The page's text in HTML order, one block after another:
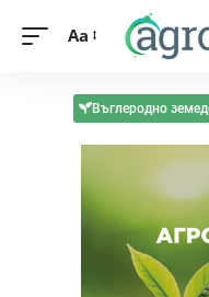
Aa
Въглеродно